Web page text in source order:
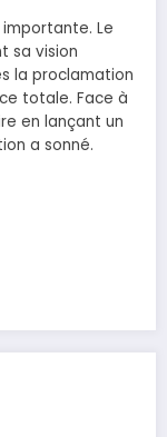
Le
sa vision
la proclamation
totale. Face à
en lançant un
a sonné.